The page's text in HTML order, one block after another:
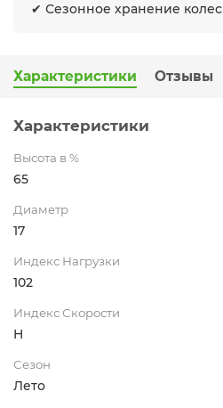
✔ Сезонное хранение колес
Характеристики Отзывы
Характеристики
Высота в %
65
Диаметр
17
Индекс Нагрузки
102
Индекс Скорости
H
Сезон
Лето